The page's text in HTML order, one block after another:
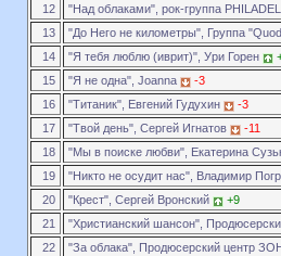
12
"Над облаками", рок-группа
13
"До Него не километры", Группа
14
"Я тебя люблю (иврит)", Ури Горен
15
"Я не одна", Joanna
-3
16
"Титаник", Евгений Гудухин
-3
17
"Твой день", Сергей Игнатов
-11
18
"Мы в поиске любви", Екатерина
19
"Никто не осудит нас", Владимир
20
"Крест", Сергей Вронский
+9
21
"Христианский шансон",
22
"За облака", Продюсерский центр